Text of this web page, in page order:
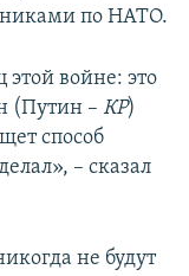
по НАТО.
этой войне: это
(Путин – КР)
способ
– сказал
не будут